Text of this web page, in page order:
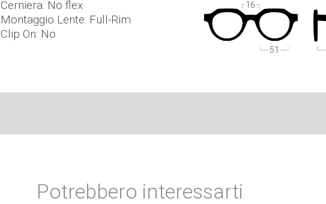
Cerniera: No flex
Montaggio Lente: Full-Rim
Clip On: No
51
16
Potrebbero interessarti